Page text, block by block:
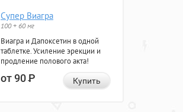
Супер Виагра
100 + 60 мг
Виагра и Дапоксетин в одной
таблетке. Усиление эрекции и
продление полового акта!
от 90Р Купить